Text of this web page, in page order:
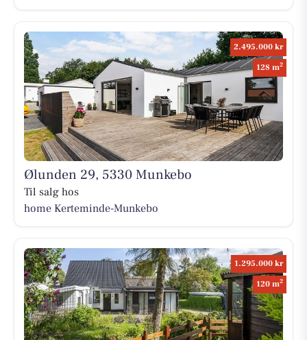
2.495.000 kr
128 m2
Ølunden 29, 5330 Munkebo
Til salg hos
home Kerteminde-Munkebo
1.295.000 kr
120 m2